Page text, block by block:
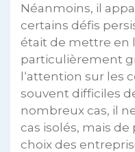
Néanmoins, il
certains défis
était de mettre en
particulièrement
l‘attention sur les
souvent difficiles
nombreux cas, il
cas isolés, mais
choix des